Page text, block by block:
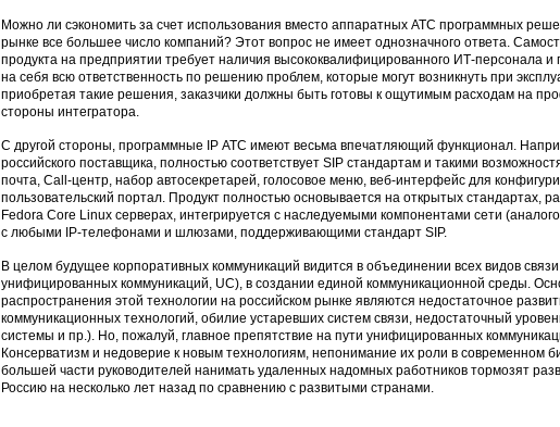
Можно ли сэкономить за счет использования вместо аппаратных АТС программных
рынке все большее число компаний? Этот вопрос не имеет однозначного ответа.
продукта на предприятии требует наличия высококвалифицированного ИТ-персонала и
на себя всю ответственность по решению проблем, которые могут возникнуть при
приобретая такие решения, заказчики должны быть готовы к ощутимым расходам на
стороны интегратора.
С другой стороны, программные IP АТС имеют весьма впечатляющий функционал.
российского поставщика, полностью соответствует SIP стандартам и такими
почта, Call-центр, набор автосекретарей, голосовое меню, веб-интерфейс для
пользовательский портал. Продукт полностью основывается на открытых стандартах,
Fedora Core Linux серверах, интегрируется с наследуемыми компонентами сети
с любыми IP-телефонами и шлюзами, поддерживающими стандарт SIP.
В целом будущее корпоративных коммуникаций видится в объединении всех видов
унифицированных коммуникаций, UC), в создании единой коммуникационной среды.
распространения этой технологии на российском рынке являются недостаточное
коммуникационных технологий, обилие устаревших систем связи, недостаточный
системы и пр.). Но, пожалуй, главное препятствие на пути унифицированных
Консерватизм и недоверие к новым технологиям, непонимание их роли в современном
большей части руководителей нанимать удаленных надомных работников тормозят
Россию на несколько лет назад по сравнению с развитыми странами.